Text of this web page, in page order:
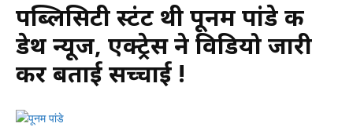
पब्लिसिटी स्टंट थी पूनम पांडे की
डेथ न्यूज, एक्ट्रेस ने विडियो जारी
कर बताई सच्चाई !